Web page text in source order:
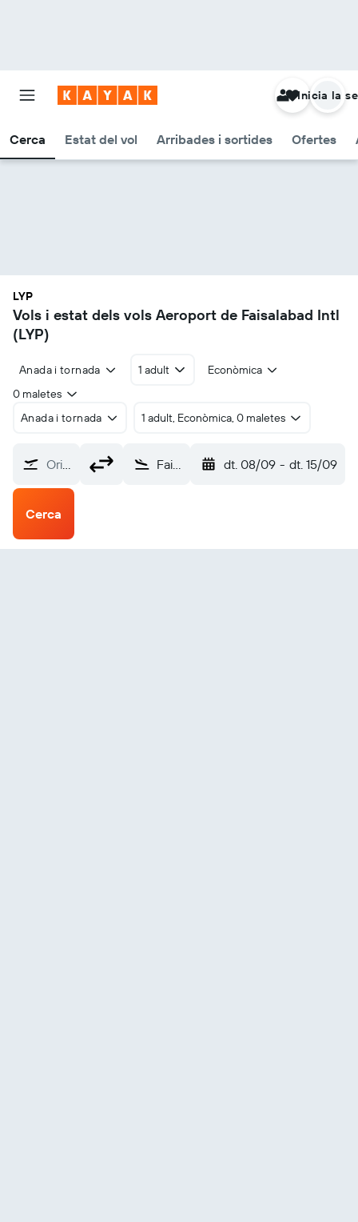
Cerca Estat del vol Arribades i sortides Ofertes
Inicia la
LYP
Vols i estat dels vols Aeroport de Faisalabad Intl
(LYP)
Anada i tornada 1 adult
Econòmica
0 maletes
Anada i tornada
1 adult, Econòmica, 0 maletes
Origen? Faisalabad Intl (LYP) dt. 08/09 - dt. 15/09
Cerca